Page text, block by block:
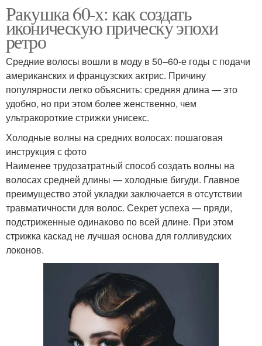
Ракушка 60-х: как создать
иконическую прическу эпохи
ретро
Средние волосы вошли в моду в 50–60-е годы с подачи
американских и французских актрис. Причину
популярности легко объяснить: средняя длина — это
удобно, но при этом более женственно, чем
ультракороткие стрижки унисекс.
Холодные волны на средних волосах: пошаговая
инструкция с фото
Наименее трудозатратный способ создать волны на
волосах средней длины — холодные бигуди. Главное
преимущество этой укладки заключается в отсутствии
травматичности для волос. Секрет успеха — пряди,
подстриженные одинаково по всей длине. При этом
стрижка каскад не лучшая основа для голливудских
локонов.